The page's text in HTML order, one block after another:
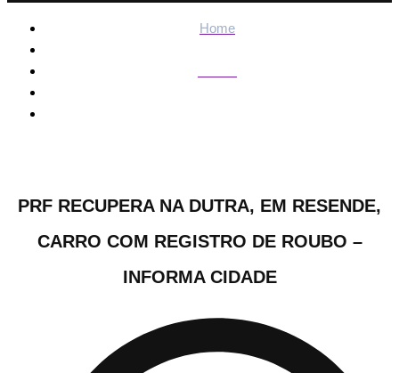
Home
PRF RECUPERA NA DUTRA, EM RESENDE,
CARRO COM REGISTRO DE ROUBO –
INFORMA CIDADE